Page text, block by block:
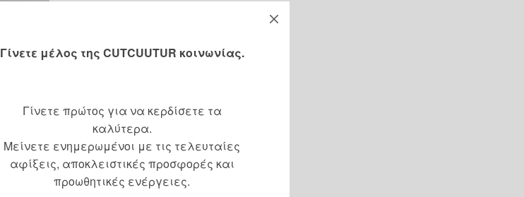
Γίνετε μέλος της CUTCUUTUR κοινωνίας.
Γίνετε πρώτος για να κερδίσετε τα
καλύτερα.
Μείνετε ενημερωμένοι με τις τελευταίες
αφίξεις, αποκλειστικές προσφορές και
προωθητικές ενέργειες.